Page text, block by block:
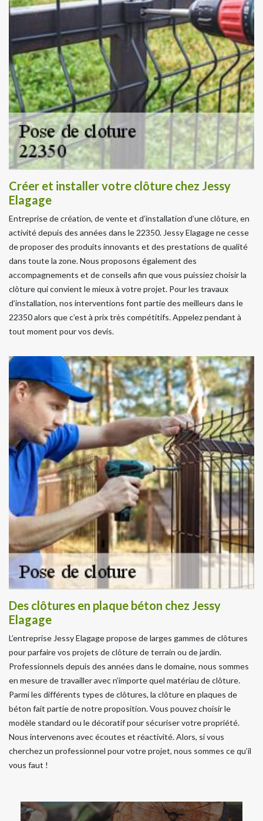
Créer et installer votre clôture chez Jessy
Elagage
Entreprise de création, de vente et d’installation d’une clôture, en
activité depuis des années dans le 22350. Jessy Elagage ne cesse
de proposer des produits innovants et des prestations de qualité
dans toute la zone. Nous proposons également des
accompagnements et de conseils afin que vous puissiez choisir la
clôture qui convient le mieux à votre projet. Pour les travaux
d’installation, nos interventions font partie des meilleurs dans le
22350 alors que c’est à prix très compétitifs. Appelez pendant à
tout moment pour vos devis.
Des clôtures en plaque béton chez Jessy
Elagage
L’entreprise Jessy Elagage propose de larges gammes de clôtures
pour parfaire vos projets de clôture de terrain ou de jardin.
Professionnels depuis des années dans le domaine, nous sommes
en mesure de travailler avec n’importe quel matériau de clôture.
Parmi les différents types de clôtures, la clôture en plaques de
béton fait partie de notre proposition. Vous pouvez choisir le
modèle standard ou le décoratif pour sécuriser votre propriété.
Nous intervenons avec écoutes et réactivité. Alors, si vous
cherchez un professionnel pour votre projet, nous sommes ce qu’il
vous faut !